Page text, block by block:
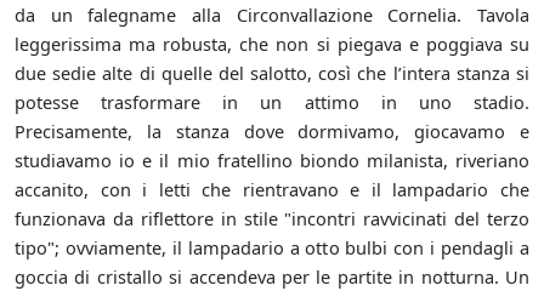
da un falegname alla Circonvallazione Cornelia. Tavola
leggerissima ma robusta, che non si piegava e poggiava su
due sedie alte di quelle del salotto, così che l’intera stanza si
potesse trasformare in un attimo in uno stadio.
Precisamente, la stanza dove dormivamo, giocavamo e
studiavamo io e il mio fratellino biondo milanista, riveriano
accanito, con i letti che rientravano e il lampadario che
funzionava da riflettore in stile "incontri ravvicinati del terzo
tipo"; ovviamente, il lampadario a otto bulbi con i pendagli a
goccia di cristallo si accendeva per le partite in notturna. Un